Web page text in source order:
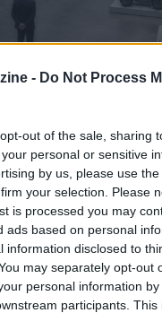
- Do Not Process
out of the sale, sharing
personal or sensitive
by us, please use
your selection. Please
is processed you may
ads based on personal
information disclosed to
may separately opt-out
personal information
participants.
insiste su
e ibride
· 7 Ago 2026